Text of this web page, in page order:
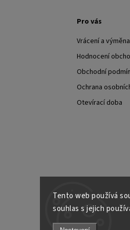
Tento web používá
souhlas s jejich
Pro vás
Vrácení a
Hodnocení
Obchodní
Ochrana
Otevírací doba